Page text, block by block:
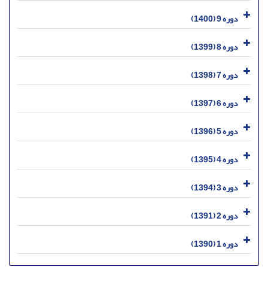
دوره 9 (1400)
دوره 8 (1399)
دوره 7 (1398)
دوره 6 (1397)
دوره 5 (1396)
دوره 4 (1395)
دوره 3 (1394)
دوره 2 (1391)
دوره 1 (1390)